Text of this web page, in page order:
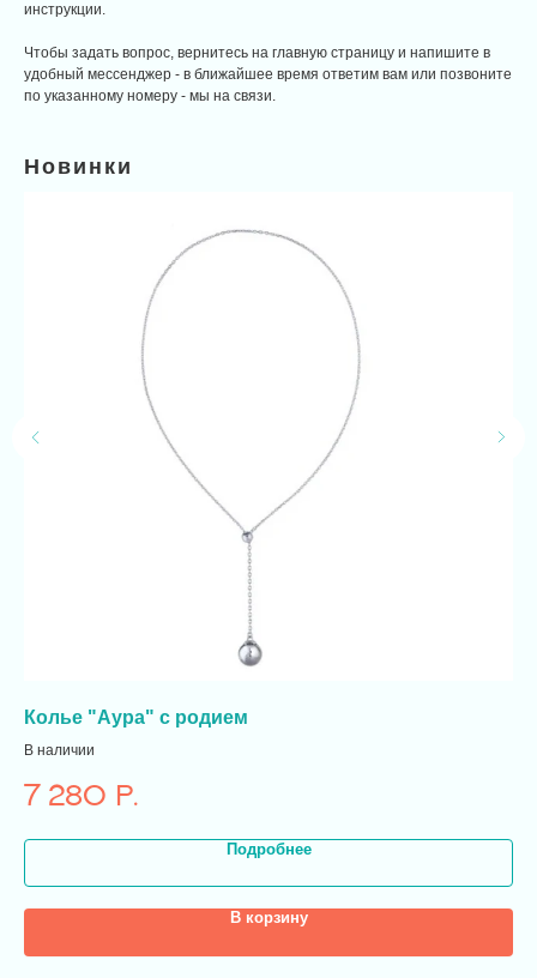
инструкции.
Чтобы задать вопрос, вернитесь на главную страницу и напишите в
удобный мессенджер - в ближайшее время ответим вам или позвоните
по указанному номеру - мы на связи.
Новинки
Колье "Аура" с родием
В наличии
7 280 р.
Подробнее
В корзину